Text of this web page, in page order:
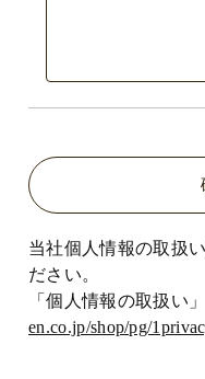
当社個人情報の取扱
ださい。
「個人情報の取扱い
en.co.jp/shop/pg/